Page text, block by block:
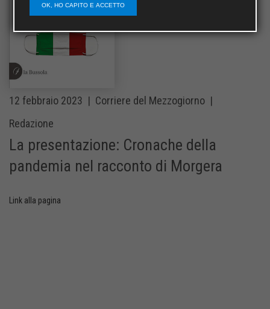
12 febbraio 2023 | Corriere del Mezzogiorno |
Redazione
La presentazione: Cronache della
pandemia nel racconto di Morgera
Link alla pagina
OK, HO CAPITO E ACCETTO